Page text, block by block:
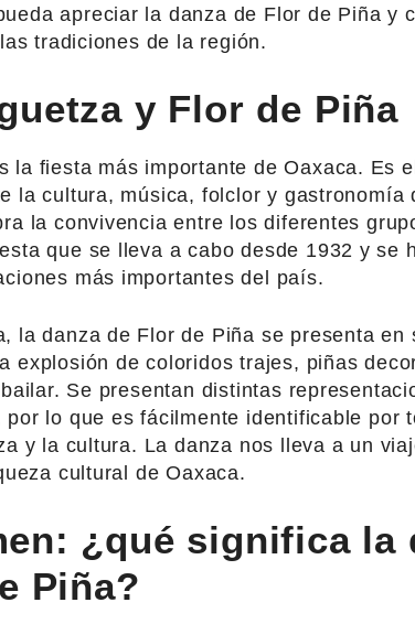
apreciar la danza de Flor de Piña y
tradiciones de la región.
y Flor de Piña
la fiesta más importante de Oaxaca. Es
la cultura, música, folclor y gastronomía
la convivencia entre los diferentes
que se lleva a cabo desde 1932 y se
más importantes del país.
la danza de Flor de Piña se presenta en
explosión de coloridos trajes, piñas
Se presentan distintas
por lo que es fácilmente identificable por
y la cultura. La danza nos lleva a un
cultural de Oaxaca.
¿qué significa la
Piña?